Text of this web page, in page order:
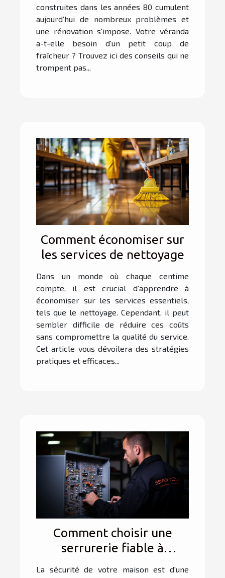
construites dans les années 80 cumulent
aujourd’hui de nombreux problèmes et
une rénovation s'impose. Votre véranda
a-t-elle besoin d'un petit coup de
fraîcheur ? Trouvez ici des conseils qui ne
trompent pas...
Comment économiser sur
les services de nettoyage
Dans un monde où chaque centime
compte, il est crucial d'apprendre à
économiser sur les services essentiels,
tels que le nettoyage. Cependant, il peut
sembler difficile de réduire ces coûts
sans compromettre la qualité du service.
Cet article vous dévoilera des stratégies
pratiques et efficaces...
Comment choisir une
serrurerie fiable à
La sécurité de votre maison est d'une